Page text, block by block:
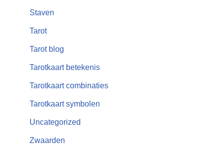
Staven
Tarot
Tarot blog
Tarotkaart betekenis
Tarotkaart combinaties
Tarotkaart symbolen
Uncategorized
Zwaarden